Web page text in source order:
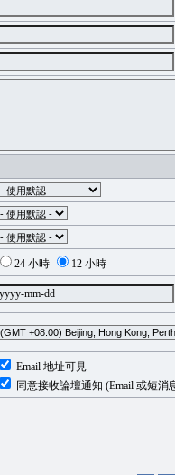
24 小時
12 小時
Email 地址可見
同意接收論壇通知 (Email 或短消